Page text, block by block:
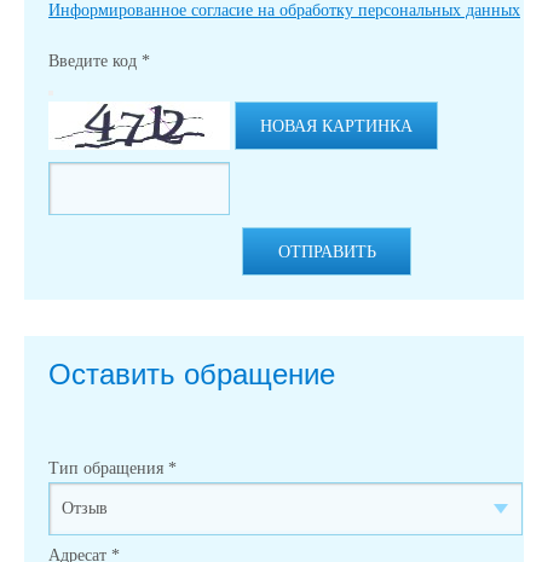
Информированное согласие на обработку персональных данных
Введите код *
НОВАЯ КАРТИНКА
ОТПРАВИТЬ
Оставить обращение
Тип обращения *
Адресат *